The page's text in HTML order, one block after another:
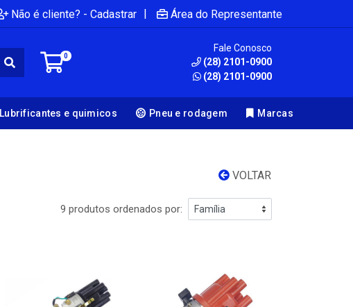
Não é cliente? - Cadastrar | Área do Representante
0
Fale Conosco
(28) 2101-0900
(28) 2101-0900
Lubrificantes e quimicos Pneu e rodagem Marcas
VOLTAR
9 produtos ordenados por: